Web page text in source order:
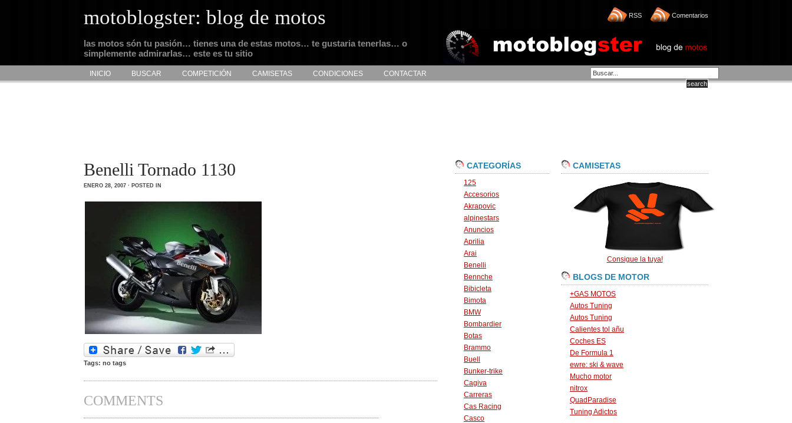
motoblogster: blog de motos
las motos són tu pasión… tienes una de estas motos… te gustaria tenerlas… o
simplemente admirarlas… este es tu sitio
RSS Comentarios
INICIO BUSCAR COMPETICIÓN CAMISETAS CONDICIONES CONTACTAR
Benelli Tornado 1130
ENERO 28, 2007 · POSTED IN
Tags: no tags
COMMENTS
CATEGORÍAS
125
Accesorios
Akrapovic
alpinestars
Anuncios
Aprilia
Arai
Benelli
Bennche
Bibicleta
Bimota
BMW
Bombardier
Botas
Brammo
Buell
Bunker-trike
Cagiva
Carreras
Cas Racing
Casco
CAMISETAS
Consigue la tuya!
BLOGS DE MOTOR
+GAS MOTOS
Autos Tuning
Autos Tuning
Calientes tol añu
Coches ES
De Formula 1
ewre: ski & wave
Mucho motor
nitrox
QuadParadise
Tuning Adictos